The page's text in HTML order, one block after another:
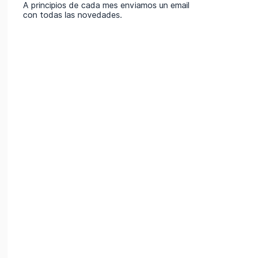
A principios de cada mes enviamos un email
con todas las novedades.